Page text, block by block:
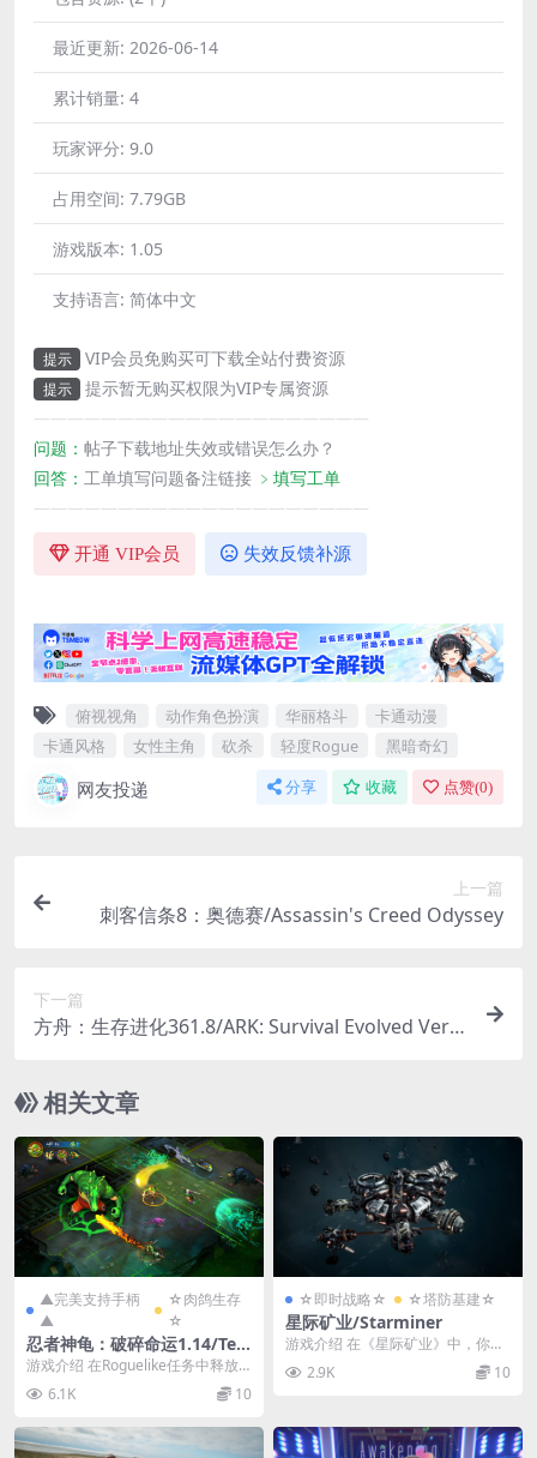
最近更新: 2026-06-14
累计销量: 4
玩家评分: 9.0
占用空间: 7.79GB
游戏版本: 1.05
支持语言: 简体中文
提示 VIP会员免购买可下载全站付费资源
提示
提示暂无购买权限为VIP专属资源
————————————————————
问题： 帖子下载地址失效或错误怎么办？
回答： 工单填写问题备注链接 ﹥填写工单
————————————————————
开通 VIP会员 失效反馈补源
俯视视角 动作角色扮演 华丽格斗
卡通动漫
卡通风格
女性主角 砍杀 轻度Rogue 黑暗奇幻
网友投递 分享 收藏 点赞(0)
上一篇
刺客信条8：奥德赛/Assassin's Creed Odyssey
下一篇
方舟：生存进化361.8/ARK: Survival Evolved Ver3
相关文章
▲完美支持手柄
▲
☆肉鸽生存
☆
忍者神龟：破碎命运1.14/Tee
nage Mutant Ninja Turtles:
游戏介绍 在Roguelike任务中释放
乌龟之力，从大脚帮的手中救出斯
普林特！掌...
6.1K 10
☆即时战略☆ ☆塔防基建☆
星际矿业/Starminer
游戏介绍 在《星际矿业》中，你将
在太空中打造一支舰队，通过开采
和售卖珍贵矿藏来谋...
2.9K 10